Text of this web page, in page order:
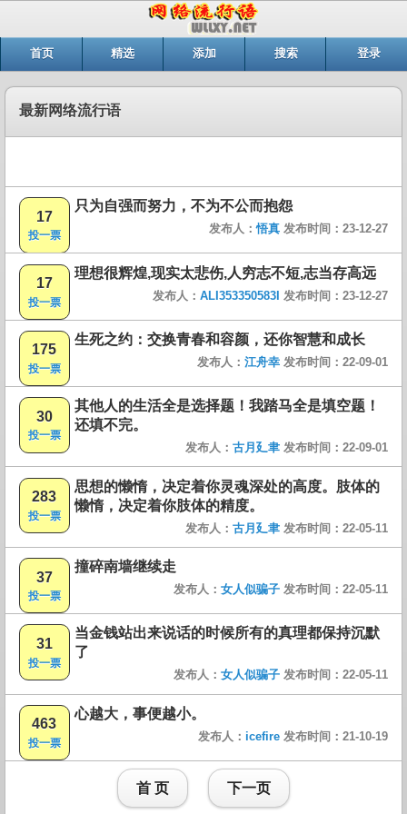
首页 精选 添加 搜索 登录
最新网络流行语
17
投一票
只为自强而努力，不为不公而抱怨
发布人：悟真 发布时间：23-12-27
17
投一票
理想很辉煌,现实太悲伤,人穷志不短,志当存高远
发布人： ALI353350583I 发布时间：23-12-27
175
投一票
生死之约：交换青春和容颜，还你智慧和成长
发布人： 江舟幸 发布时间：22-09-01
30
投一票
其他人的生活全是选择题！我踏马全是填空题！
还填不完。
发布人： 古月廴聿 发布时间：22-09-01
283
投一票
思想的懒惰，决定着你灵魂深处的高度。肢体的
懒惰，决定着你肢体的精度。
发布人： 古月廴聿 发布时间：22-05-11
37
投一票
撞碎南墙继续走
发布人： 女人似骗子 发布时间：22-05-11
31
投一票
当金钱站出来说话的时候所有的真理都保持沉默
了
发布人： 女人似骗子 发布时间：22-05-11
463
投一票
心越大，事便越小。
发布人： icefire 发布时间：21-10-19
首 页 下一页